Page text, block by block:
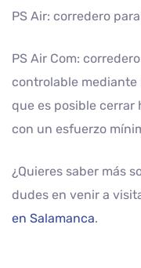
PS Air: corredero
PS Air Com:
controlable mediante
que es posible cerrar
con un esfuerzo
¿Quieres saber más
dudes en venir a
en Salamanca.